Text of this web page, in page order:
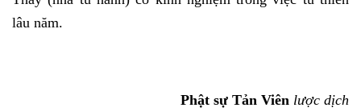
lâu năm.
Phật sự Tản Viên lược dịch